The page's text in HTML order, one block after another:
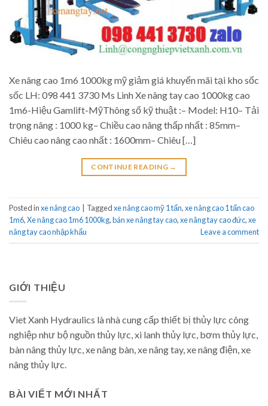
Xe nâng cao 1m6 1000kg mỹ giảm giá khuyến mãi tại kho sốc
sốc LH: 098 441 3730 Ms Linh Xe nâng tay cao 1000kg cao
1m6-Hiệu Gamlift-MỹThông số kỹ thuật :– Model: H10– Tải
trọng nâng : 1000 kg– Chiều cao nâng thấp nhất : 85mm–
Chiêu cao nâng cao nhất : 1600mm– Chiêu […]
CONTINUE READING →
Posted inxe nâng cao Taggedxe nâng cao mỹ 1 tấn,xe nâng cao 1 tấn cao
1m6,Xe nâng cao 1m6 1000kg,bán xe nâng tay cao,xe nâng tay cao đức,xe
nâng tay cao nhập khẩu
Leave a comment
GIỚI THIỆU
Viet Xanh Hydraulics là nhà cung cấp thiết bị thủy lực công
nghiệp như bộ nguồn thủy lực, xi lanh thủy lực, bơm thủy lực,
bàn nâng thủy lực, xe nâng bàn, xe nâng tay, xe nâng điện, xe
nâng thủy lực.
BÀI VIẾT MỚI NHẤT